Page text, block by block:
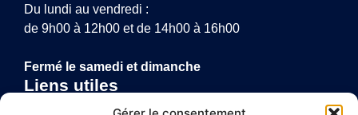
Du lundi au vendredi :
de 9h00 à 12h00 et de 14h00 à 16h00
Fermé le samedi et dimanche
Liens utiles
Annuaire de santé